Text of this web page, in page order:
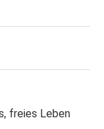
freies Leben